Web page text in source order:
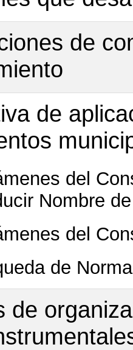
de
de
del
Nombre
del
de
de